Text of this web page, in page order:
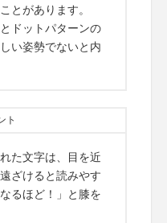
とがあります。
ドットパターンの
い姿勢でないと内
ト
た文字は、目を近
ざけると読みやす
るほど！」と膝を